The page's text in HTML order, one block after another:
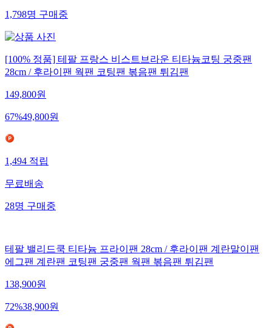
1,798명 구매중
[100% 정품] 테팔 프랑스 비스트브라운 티타늄코팅 궁중팬
28cm / 후라이팬 웍팬 코팅팬 볶음팬 튀김팬
149,800원
67%49,800원
1,494 적립
무료배송
28명 구매중
테팔 밸리드쿡 티타늄 프라이팬 28cm / 후라이팬 계란말이팬
에그팬 계란팬 코팅팬 궁중팬 웍팬 볶음팬 튀김팬
138,900원
72%38,900원